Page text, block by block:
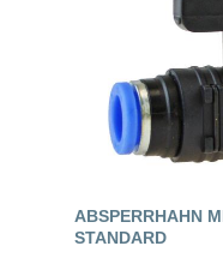
ABSPERRHAHN
STANDARD